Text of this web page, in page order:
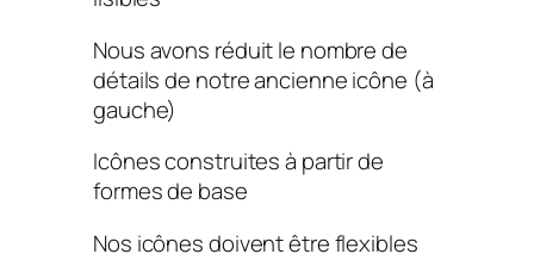
Nous avons réduit le nombre de
détails de notre ancienne icône (à
gauche)
Icônes construites à partir de
formes de base
Nos icônes doivent être flexibles